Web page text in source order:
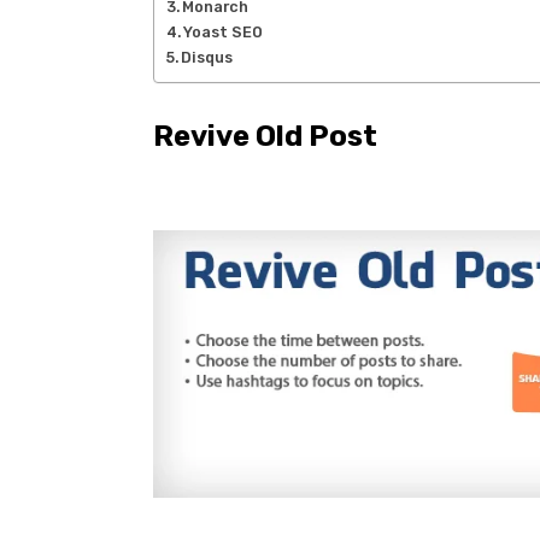
Monarch
Yoast SEO
Disqus
Revive Old Post